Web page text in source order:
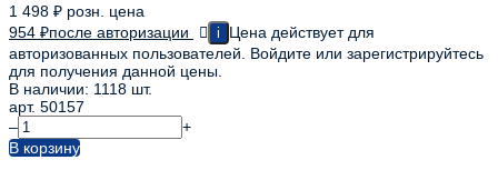
1 498 ₽ розн. цена
954 ₽после авторизации i
Цена действует для
авторизованных пользователей. Войдите или зарегистрируйтесь
для получения данной цены.
В наличии: 1118 шт.
арт. 50157
–
+
В корзину